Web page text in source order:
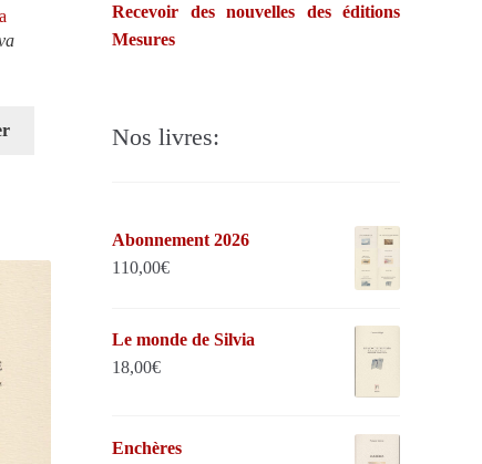
Recevoir des nouvelles des éditions
Mesures
Nos livres:
Abonnement 2026
110,00€
Le monde de Silvia
18,00€
Enchères